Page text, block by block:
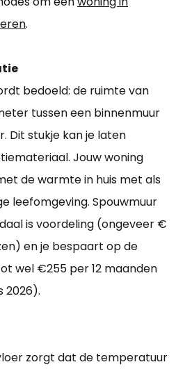
.
bedoeld: de ruimte van
tussen een binnenmuur
Dit stukje kan je laten
Jouw woning
de warmte in huis met als
leefomgeving. Spouwmuur
is voordeling (ongeveer €
en je bespaart op de
wel €255 per 12 maanden
2026).
zorgt dat de temperatuur